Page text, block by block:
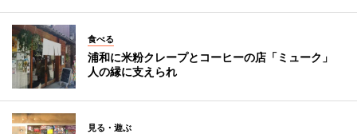
食べる
浦和に米粉クレープとコーヒーの店「ミューク」
人の縁に支えられ
見る・遊ぶ